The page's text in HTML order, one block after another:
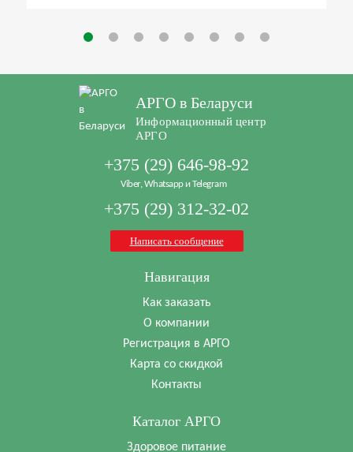
АРГО в Беларуси
Информационный центр
АРГО
+375 (29) 646-98-92
Viber, Whatsapp и Telegram
+375 (29) 312-32-02
Написать сообщение
Навигация
Как заказать
О компании
Регистрация в АРГО
Карта со скидкой
Контакты
Каталог АРГО
Здоровое питание